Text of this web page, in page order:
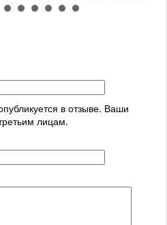
в отзыве. Ваши
лицам.